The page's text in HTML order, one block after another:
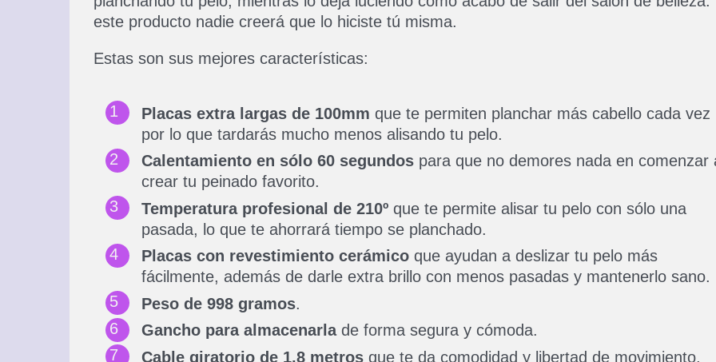
este producto nadie creerá que lo hiciste tú misma.
Estas son sus mejores características:
Placas extra largas de 100mm que te permiten planchar más cabello cada vez
por lo que tardarás mucho menos alisando tu pelo.
Calentamiento en sólo 60 segundos para que no demores nada en comenzar
crear tu peinado favorito.
Temperatura profesional de 210º que te permite alisar tu pelo con sólo una
pasada, lo que te ahorrará tiempo se planchado.
Placas con revestimiento cerámico que ayudan a deslizar tu pelo más
fácilmente, además de darle extra brillo con menos pasadas y mantenerlo sano.
Peso de 998 gramos.
Gancho para almacenarlade forma segura y cómoda.
Cable giratorio de 1,8 metros que te da comodidad y libertad de movimiento,